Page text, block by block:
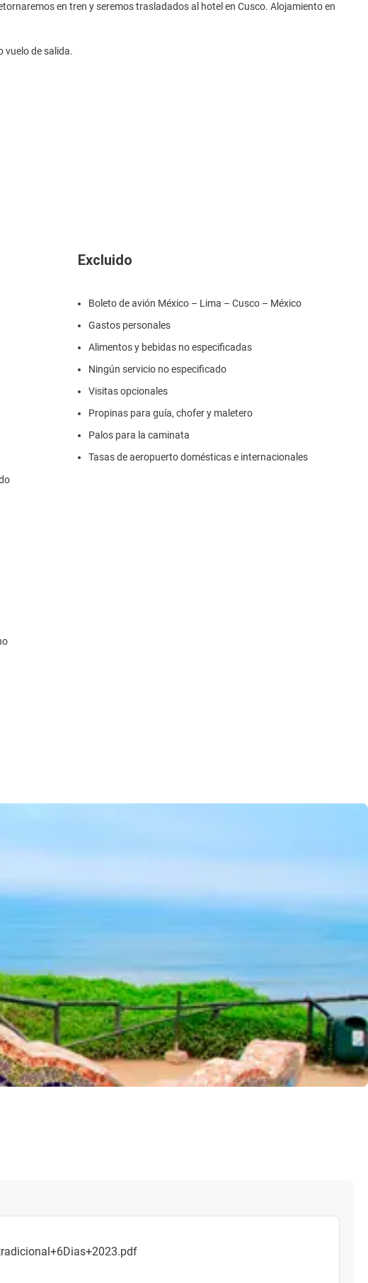
en tren y seremos trasladados al hotel en Cusco. Alojamiento en
vuelo de salida.
Excluido
Boleto de avión México – Lima – Cusco – México
Gastos personales
Alimentos y bebidas no especificadas
Ningún servicio no especificado
Visitas opcionales
Propinas para guía, chofer y maletero
Palos para la caminata
Tasas de aeropuerto domésticas e internacionales